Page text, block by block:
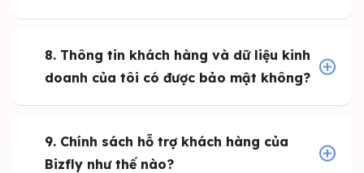
8. Thông tin khách hàng và dữ liệu kinh
doanh của tôi có được bảo mật không?
9. Chính sách hỗ trợ khách hàng của
Bizfly như thế nào?